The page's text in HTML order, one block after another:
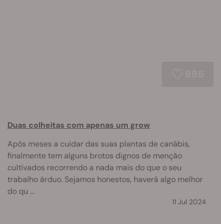
Duas colheitas com apenas um grow
Após meses a cuidar das suas plantas de canábis,
finalmente tem alguns brotos dignos de menção
cultivados recorrendo a nada mais do que o seu
trabalho árduo. Sejamos honestos, haverá algo melhor
do qu ...
11 Jul 2024